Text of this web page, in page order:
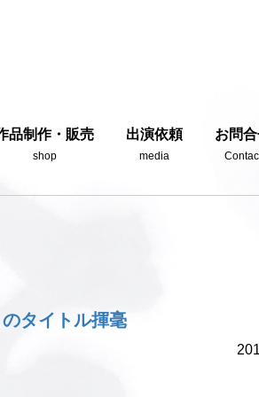
品制作・販売
shop
出演依頼
media
お問
タイトル揮毫